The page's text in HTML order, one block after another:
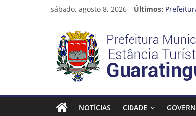
sábado, agosto 8, 2026 Últimos:
Neste
A
Prefeitura
Estância
Turística
NOTÍCIAS CIDADE